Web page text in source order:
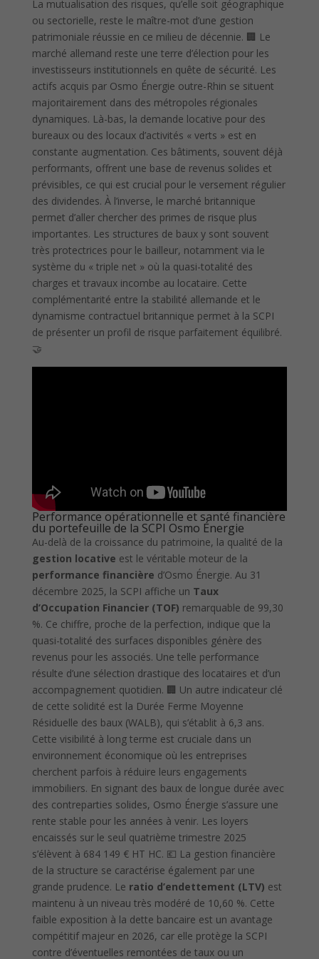
La mutualisation des risques, qu’elle soit géographique
ou sectorielle, reste le maître-mot d’une gestion
patrimoniale réussie en ce milieu de décennie. 🏢 Le
marché allemand reste une terre d’élection pour les
investisseurs institutionnels en quête de sécurité. Les
actifs acquis par Osmo Énergie outre-Rhin se situent
majoritairement dans des métropoles régionales
dynamiques. Là-bas, la demande locative pour des
bureaux ou des locaux d’activités « verts » est en
constante augmentation. Ces bâtiments, souvent déjà
performants, offrent une base de revenus solides et
prévisibles, ce qui est crucial pour le versement régulier
des dividendes. À l’inverse, le marché britannique
permet d’aller chercher des primes de risque plus
importantes. Les structures de baux y sont souvent
très protectrices pour le bailleur, notamment via le
système du « triple net » où la quasi-totalité des
charges et travaux incombe au locataire. Cette
complémentarité entre la stabilité allemande et le
dynamisme contractuel britannique permet à la SCPI
de présenter un profil de risque parfaitement équilibré.
🤝
Performance opérationnelle et santé financière
du portefeuille de la SCPI Osmo Énergie
Au-delà de la croissance du patrimoine, la qualité de la
gestion locative est le véritable moteur de la
performance financière d’Osmo Énergie. Au 31
décembre 2025, la SCPI affiche un Taux
d’Occupation Financier (TOF) remarquable de 99,30
%. Ce chiffre, proche de la perfection, indique que la
quasi-totalité des surfaces disponibles génère des
revenus pour les associés. Une telle performance
résulte d’une sélection drastique des locataires et d’un
accompagnement quotidien. 🏢 Un autre indicateur clé
de cette solidité est la Durée Ferme Moyenne
Résiduelle des baux (WALB), qui s’établit à 6,3 ans.
Cette visibilité à long terme est cruciale dans un
environnement économique où les entreprises
cherchent parfois à réduire leurs engagements
immobiliers. En signant des baux de longue durée avec
des contreparties solides, Osmo Énergie s’assure une
rente stable pour les années à venir. Les loyers
encaissés sur le seul quatrième trimestre 2025
s’élèvent à 684 149 € HT HC. 💶 La gestion financière
de la structure se caractérise également par une
grande prudence. Le ratio d’endettement (LTV) est
maintenu à un niveau très modéré de 10,60 %. Cette
faible exposition à la dette bancaire est un avantage
compétitif majeur en 2026, car elle protège la SCPI
contre d’éventuelles remontées de taux ou un